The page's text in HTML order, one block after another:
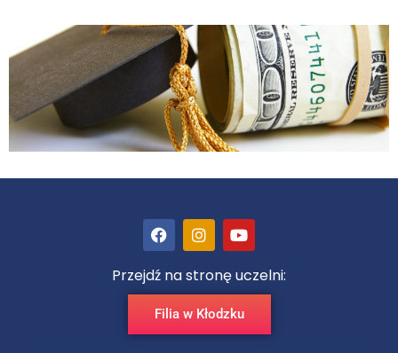
Przejdź na stronę uczelni:
Filia w Kłodzku